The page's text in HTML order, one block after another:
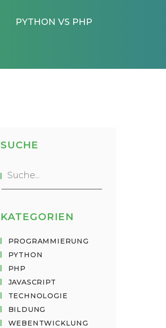
PYTHON VS PHP
SUCHE
KATEGORIEN
PROGRAMMIERUNG
PYTHON
PHP
JAVASCRIPT
TECHNOLOGIE
BILDUNG
WEBENTWICKLUNG